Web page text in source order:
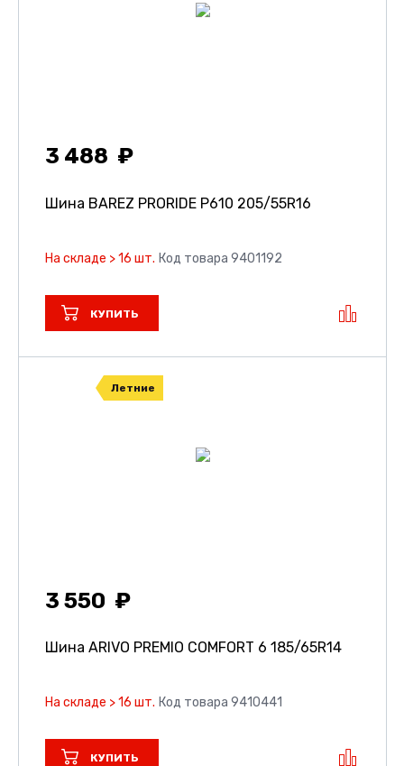
3 488
Шина BAREZ PRORIDE P610 205/55R16
На складе > 16 шт. Код товара 9401192
КУПИТЬ
Летние
3 550
Шина ARIVO PREMIO COMFORT 6 185/65R14
На складе > 16 шт. Код товара 9410441
КУПИТЬ